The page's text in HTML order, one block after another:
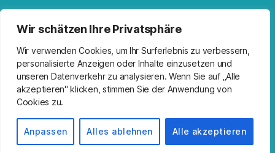
Wir schätzen Ihre Privatsphäre
Wir verwenden Cookies, um Ihr Surferlebnis zu verbessern,
personalisierte Anzeigen oder Inhalte einzusetzen und
unseren Datenverkehr zu analysieren. Wenn Sie auf „Alle
akzeptieren" klicken, stimmen Sie der Anwendung von
Cookies zu.
Anpassen Alles ablehnen Alle akzeptieren
Facebook
Spotify
RSS-FeedInstagram
Impressum